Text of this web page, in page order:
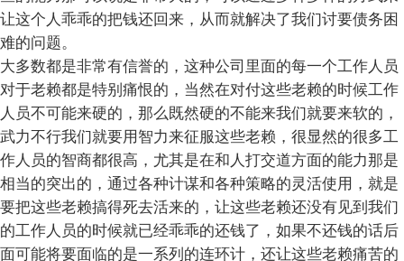
让这个人乖乖的把钱还回来，从而就解决了我们讨要债务困
难的问题。
大多数都是非常有信誉的，这种公司里面的每一个工作人员
对于老赖都是特别痛恨的，当然在对付这些老赖的时候工作
人员不可能来硬的，那么既然硬的不能来我们就要来软的，
武力不行我们就要用智力来征服这些老赖，很显然的很多工
作人员的智商都很高，尤其是在和人打交道方面的能力那是
相当的突出的，通过各种计谋和各种策略的灵活使用，就是
要把这些老赖搞得死去活来的，让这些老赖还没有见到我们
的工作人员的时候就已经乖乖的还钱了，如果不还钱的话后
面可能将要面临的是一系列的连环计，还让这些老赖痛苦的